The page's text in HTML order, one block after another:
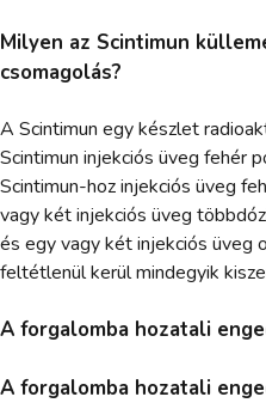
Milyen az Scintimun
csomagolás?
A Scintimun egy készlet
Scintimun injekciós üveg fehér
Scintimun-hoz injekciós üveg
vagy két injekciós üveg
és egy vagy két injekciós üveg
feltétlenül kerül mindegyik
A forgalomba hozatali
A forgalomba hozatali